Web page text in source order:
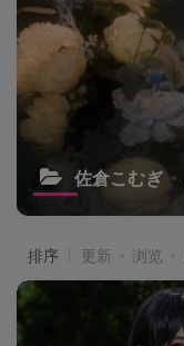
佐倉こむぎ
排序 更新 浏览